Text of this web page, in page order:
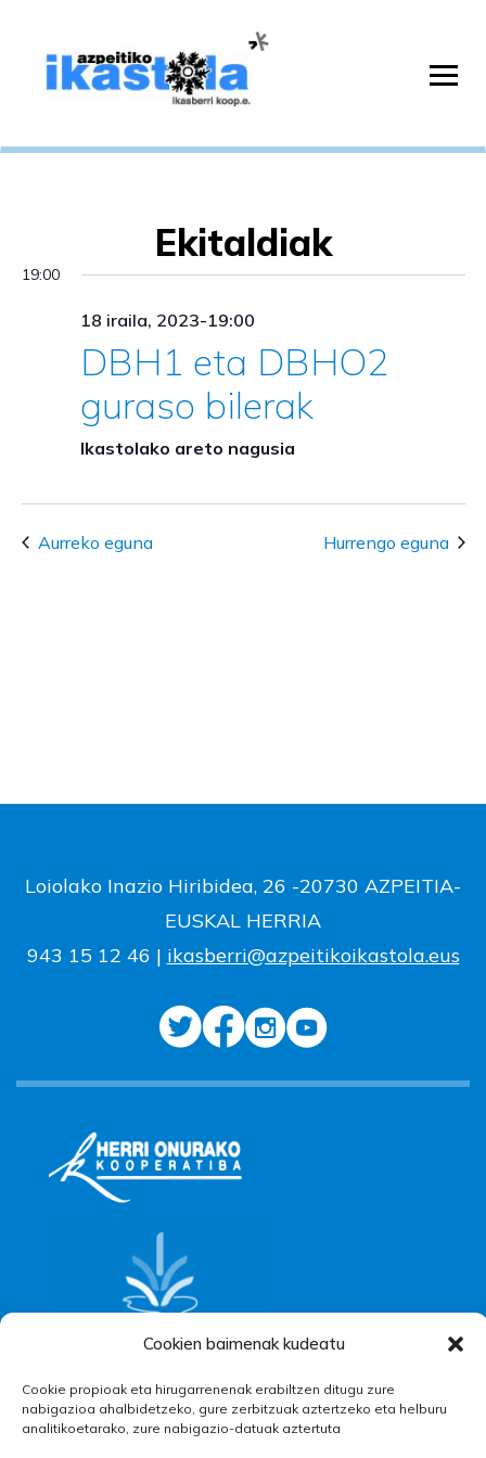
Cookien baimenak kudeatu
Cookie propioak eta hirugarrenenak erabiltzen ditugu zure
nabigazioa ahalbidetzeko, gure zerbitzuak aztertzeko eta helburu
analitikoetarako, zure nabigazio-datuak aztertuta
Ekitaldiak
19:00
18 iraila, 2023-19:00
DBH1 eta DBHO2
guraso bilerak
Ikastolako areto nagusia
Aurreko eguna Hurrengo eguna
Loiolako Inazio Hiribidea, 26 -20730 AZPEITIA-
EUSKAL HERRIA
943 15 12 46 | ikasberri@azpeitikoikastola.eus